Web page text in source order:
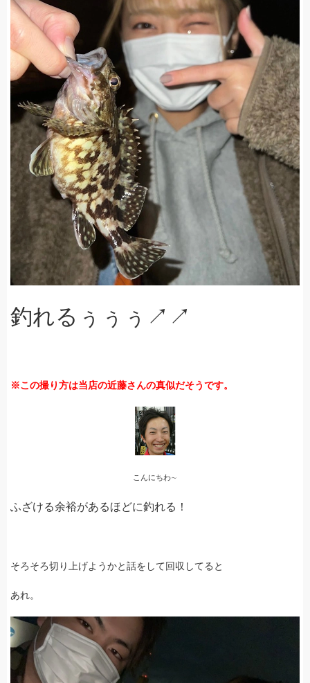
釣れるぅぅぅ↗↗
※この撮り方は当店の近藤さんの真似だそうです。
こんにちわ∼
ふざける余裕があるほどに釣れる！
そろそろ切り上げようかと話をして回収してると
あれ。